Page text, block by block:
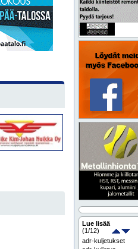
Lue lisää
(1/12)
adr-kuljetukset